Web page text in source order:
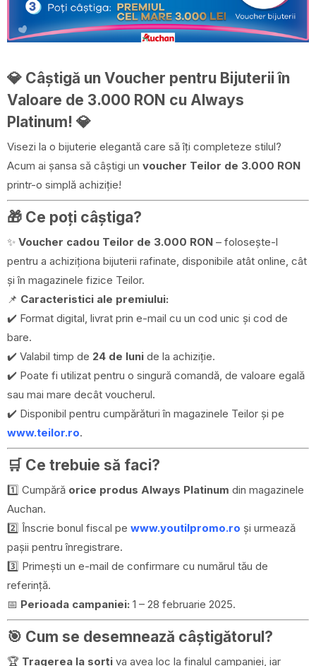
💎 Câștigă un Voucher pentru Bijuterii în
Valoare de 3.000 RON cu Always
Platinum! 💎
Visezi la o bijuterie elegantă care să îți completeze stilul?
Acum ai șansa să câștigi un voucher Teilor de 3.000 RON
printr-o simplă achiziție!
🎁 Ce poți câștiga?
✨ Voucher cadou Teilor de 3.000 RON – folosește-l
pentru a achiziționa bijuterii rafinate, disponibile atât online, cât
și în magazinele fizice Teilor.
📌 Caracteristici ale premiului:
✔️ Format digital, livrat prin e-mail cu un cod unic și cod de
bare.
✔️ Valabil timp de 24 de luni de la achiziție.
✔️ Poate fi utilizat pentru o singură comandă, de valoare egală
sau mai mare decât voucherul.
✔️ Disponibil pentru cumpărături în magazinele Teilor și pe
www.teilor.ro.
🛒 Ce trebuie să faci?
1️⃣ Cumpără orice produs Always Platinum din magazinele
Auchan.
2️⃣ Înscrie bonul fiscal pe www.youtilpromo.ro și urmează
pașii pentru înregistrare.
3️⃣ Primești un e-mail de confirmare cu numărul tău de
referință.
📅 Perioada campaniei: 1 – 28 februarie 2025.
🎯 Cum se desemnează câștigătorul?
🏆 Tragerea la sorți va avea loc la finalul campaniei, iar